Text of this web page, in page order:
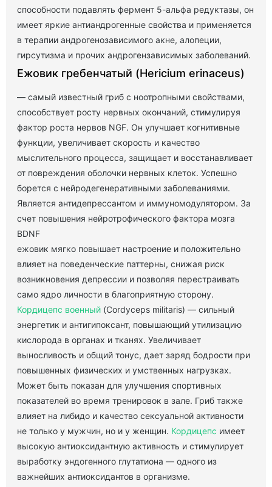
способности подавлять фермент 5-альфа редуктазы, он
имеет яркие антиандрогенные свойства и применяется
в терапии андрогенозависимого акне, алопеции,
гирсутизма и прочих андрогензависимых заболеваний.
Ежовик гребенчатый (Hericium erinaceus)
— самый известный гриб с ноотропными свойствами,
способствует росту нервных окончаний, стимулируя
фактор роста нервов NGF. Он улучшает когнитивные
функции, увеличивает скорость и качество
мыслительного процесса, защищает и восстанавливает
от повреждения оболочки нервных клеток. Успешно
борется с нейродегенеративными заболеваниями.
Является антидепрессантом и иммуномодулятором. За
счет повышения нейротрофического фактора мозга
BDNF
ежовик мягко повышает настроение и положительно
влияет на поведенческие паттерны, снижая риск
возникновения депрессии и позволяя перестраивать
само ядро личности в благоприятную сторону.
Кордицепс военный (Cordyceps militaris) — сильный
энергетик и антигипоксант, повышающий утилизацию
кислорода в органах и тканях. Увеличивает
выносливость и общий тонус, дает заряд бодрости при
повышенных физических и умственных нагрузках.
Может быть показан для улучшения спортивных
показателей во время тренировок в зале. Гриб также
влияет на либидо и качество сексуальной активности
не только у мужчин, но и у женщин. Кордицепс имеет
высокую антиоксидантную активность и стимулирует
выработку эндогенного глутатиона — одного из
важнейших антиоксидантов в организме.